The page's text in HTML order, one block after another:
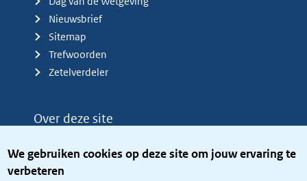
We gebruiken cookies op deze site om jouw ervaring te
verbeteren
Nieuwsbrief
Sitemap
Trefwoorden
Zetelverdeler
Over deze site
Privacy